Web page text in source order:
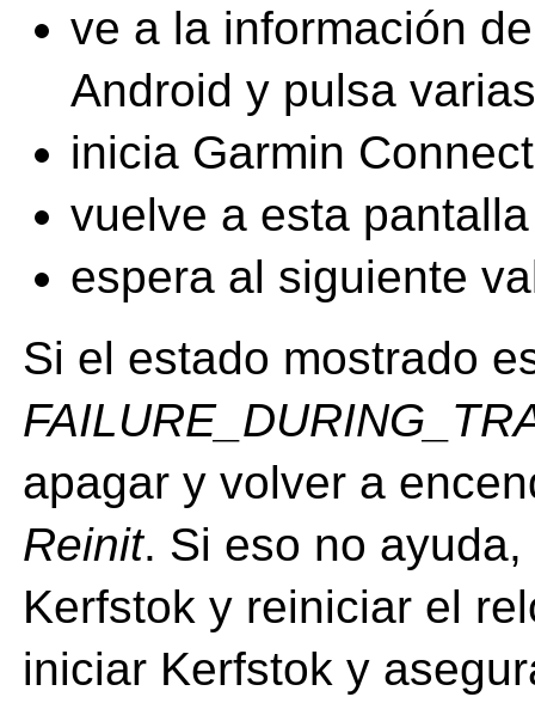
ve a la información
Android y pulsa
inicia Garmin
vuelve a esta
espera al siguiente
Si el estado mostrado
apagar y volver a
Reinit. Si eso no
Kerfstok y reiniciar el
iniciar Kerfstok y